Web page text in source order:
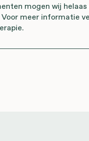
mogen wij
meer informatie